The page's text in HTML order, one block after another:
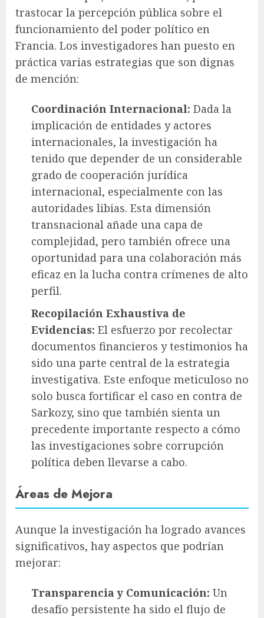
trastocar la percepción pública sobre el
funcionamiento del poder político en
Francia. Los investigadores han puesto en
práctica varias estrategias que son dignas
de mención:
Coordinación Internacional: Dada la
implicación de entidades y actores
internacionales, la investigación ha
tenido que depender de un considerable
grado de cooperación jurídica
internacional, especialmente con las
autoridades libias. Esta dimensión
transnacional añade una capa de
complejidad, pero también ofrece una
oportunidad para una colaboración más
eficaz en la lucha contra crímenes de alto
perfil.
Recopilación Exhaustiva de
Evidencias: El esfuerzo por recolectar
documentos financieros y testimonios ha
sido una parte central de la estrategia
investigativa. Este enfoque meticuloso no
solo busca fortificar el caso en contra de
Sarkozy, sino que también sienta un
precedente importante respecto a cómo
las investigaciones sobre corrupción
política deben llevarse a cabo.
Áreas de Mejora
Aunque la investigación ha logrado avances
significativos, hay aspectos que podrían
mejorar:
Transparencia y Comunicación: Un
desafío persistente ha sido el flujo de